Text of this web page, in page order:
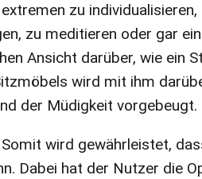
zu individualisieren,
zu meditieren oder gar ein
Ansicht darüber, wie ein
wird mit ihm
der Müdigkeit vorgebeugt.
wird gewährleistet,
Dabei hat der Nutzer die